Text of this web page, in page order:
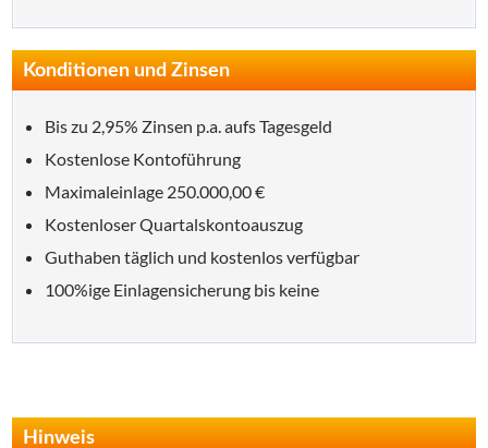
Konditionen und Zinsen
Bis zu 2,95% Zinsen p.a. aufs Tagesgeld
Kostenlose Kontoführung
Maximaleinlage 250.000,00 €
Kostenloser Quartalskontoauszug
Guthaben täglich und kostenlos verfügbar
100%ige Einlagensicherung bis keine
Hinweis